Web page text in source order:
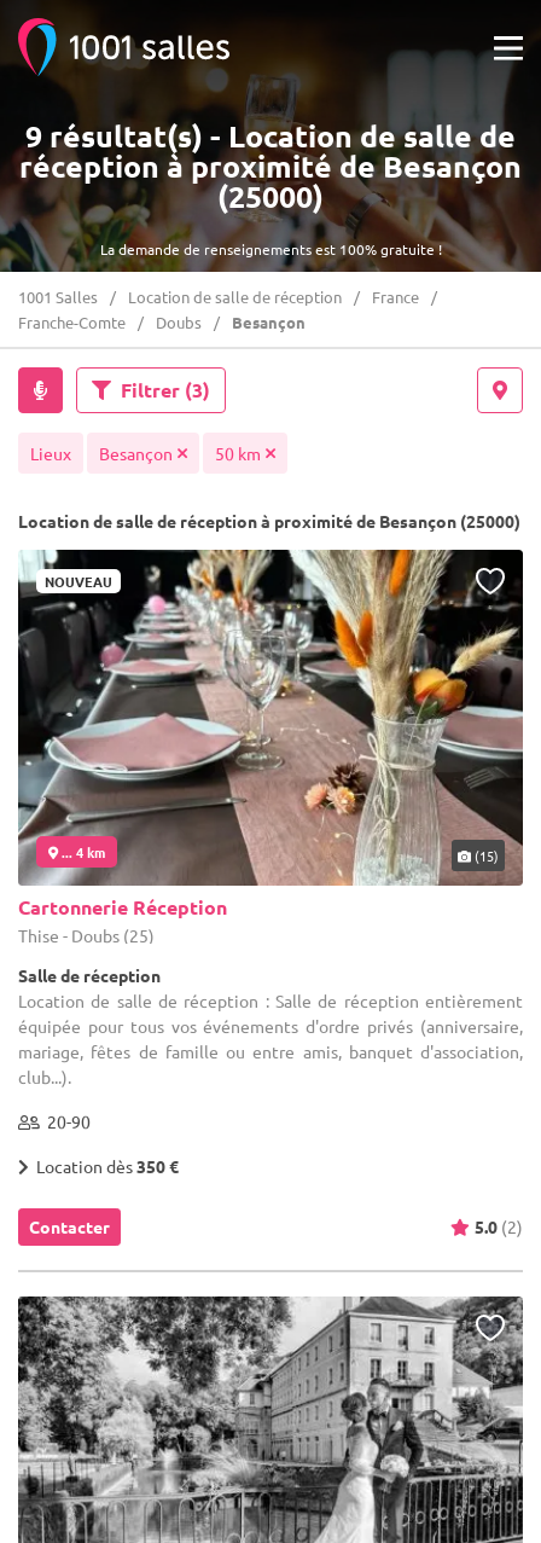
La demande de renseignements est 100% gratuite !
9 résultat(s) - Location de salle de
réception à proximité de Besançon
(25000)
1001 Salles Location de salle de réception
France
Franche-Comte
Doubs Besançon
Filtrer (3)
Lieux Besançon 50 km
Location de salle de réception à proximité de Besançon (25000)
NOUVEAU
... 4 km (15)
Cartonnerie Réception
Thise - Doubs (25)
Salle de réception
Location de salle de réception : Salle de réception entièrement
équipée pour tous vos événements d'ordre privés (anniversaire,
mariage, fêtes de famille ou entre amis, banquet d'association,
club...).
20-90
Location dès350 €
Contacter 5.0 (2)